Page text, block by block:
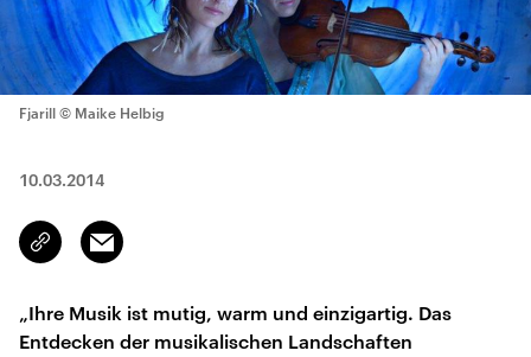
Fjarill © Maike Helbig
10.03.2014
Link
kopieren/teilen
Email
„Ihre Musik ist mutig, warm und einzigartig. Das
Entdecken der musikalischen Landschaften